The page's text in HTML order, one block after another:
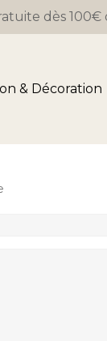
dès 100€
& Décoration